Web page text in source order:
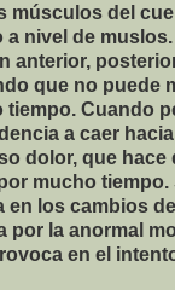
músculos del
nivel de
anterior,
que no puede
Cuando
a caer
dolor, que hace
mucho tiempo.
en los cambios
por la anormal
en el